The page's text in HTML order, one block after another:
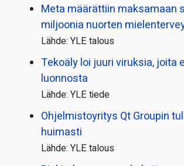
Meta määrättiin maksamaan
miljoonia nuorten
Lähde: YLE talous
Tekoäly loi juuri viruksia, joita
luonnosta
Lähde: YLE tiede
Ohjelmistoyritys Qt Groupin
huimasti
Lähde: YLE talous